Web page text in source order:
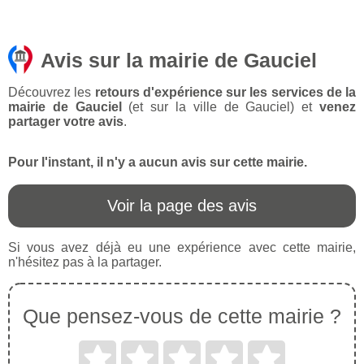
Avis sur la mairie de Gauciel
Découvrez les retours d'expérience sur les services de la
mairie de Gauciel
(et sur la ville de Gauciel) etvenez
partager votre avis.
Pour l'instant, il n'y a aucun avis sur cette mairie.
Voir la page des avis
Si vous avez déjà eu une expérience avec cette mairie,
n'hésitez pas à la partager.
Que pensez-vous de cette mairie ?